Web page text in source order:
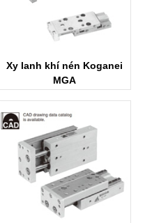
Xy lanh khí nén Koganei
MGA